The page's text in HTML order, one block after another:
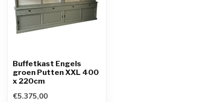
Buffetkast Engels
groen Putten XXL 400
x 220cm
€5.375,00